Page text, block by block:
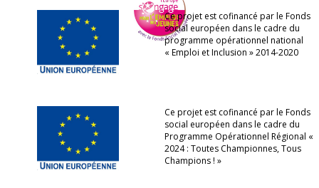
Ce projet est cofinancé par le Fonds
social européen dans le cadre du
programme opérationnel national
« Emploi et Inclusion » 2014-2020
Ce projet est cofinancé par le Fonds
social européen dans le cadre du
Programme Opérationnel Régional «
2024 : Toutes Championnes, Tous
Champions ! »